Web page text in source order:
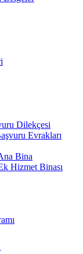
Dilekçesi
Evrakları
Bina
Hizmet Binası